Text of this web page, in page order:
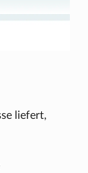
liefert,